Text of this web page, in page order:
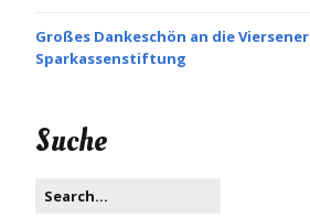
Großes Dankeschön an die Viersener
Sparkassenstiftung
Suche